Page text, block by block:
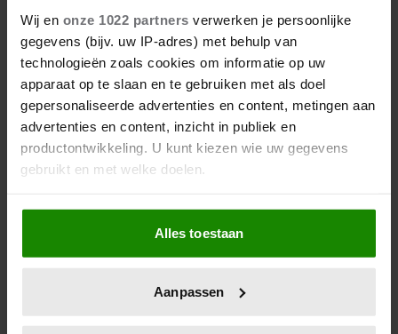
Wij en onze 1022 partners verwerken je persoonlijke
gegevens (bijv. uw IP-adres) met behulp van
technologieën zoals cookies om informatie op uw
apparaat op te slaan en te gebruiken met als doel
gepersonaliseerde advertenties en content, metingen aan
advertenties en content, inzicht in publiek en
productontwikkeling. U kunt kiezen wie uw gegevens
gebruikt en met welke doelen.
Als u het toestaat, willen we ook graag:
Informatie verzamelen over uw geografische
locatie, die tot een paar meter nauwkeurig kan zijn
scannen op specifieke eigenschappen (fingerprinting)
Alles toestaan
Aanpassen